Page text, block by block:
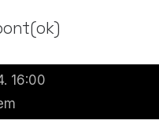
16:00